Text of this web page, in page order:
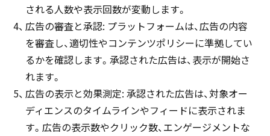
される人数や表示回数が変動します。
広告の審査と承認: プラットフォームは、広告の内容
を審査し、適切性やコンテンツポリシーに準拠してい
るかを確認します。承認された広告は、表示が開始さ
れます。
広告の表示と効果測定: 承認された広告は、対象オー
ディエンスのタイムラインやフィードに表示されま
す。広告の表示数やクリック数、エンゲージメントな